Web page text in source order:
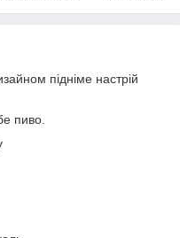
підніме настрій
пиво.